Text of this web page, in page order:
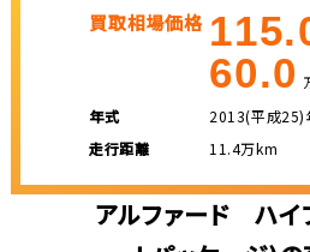
買取相場価格
60.0
年式
2013(平成25)
走行距離
11.4万km
アルファード ハイ